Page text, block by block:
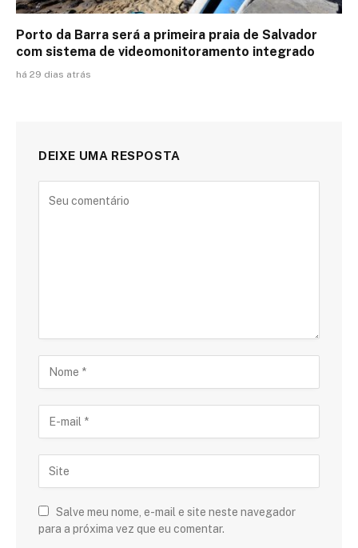
Porto da Barra será a primeira praia de Salvador
com sistema de videomonitoramento integrado
há 29 dias atrás
DEIXE UMA RESPOSTA
Salve meu nome, e-mail e site neste navegador
para a próxima vez que eu comentar.